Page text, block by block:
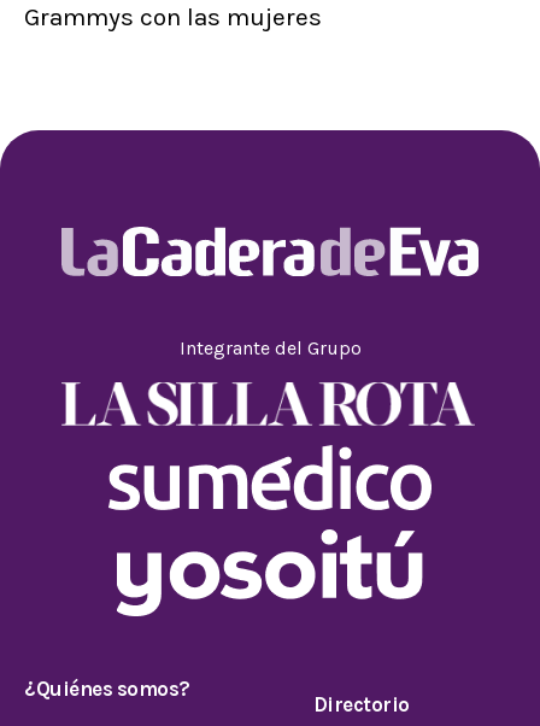
Grammys con las mujeres
Integrante del Grupo
¿Quiénes somos?
Directorio